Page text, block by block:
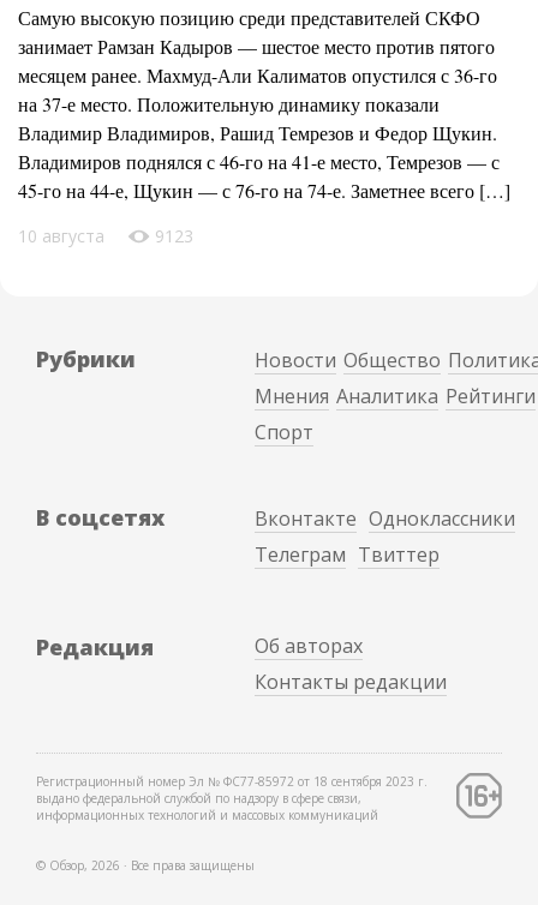
Самую высокую позицию среди представителей СКФО
занимает Рамзан Кадыров — шестое место против пятого
месяцем ранее. Махмуд-Али Калиматов опустился с 36-го
на 37-е место. Положительную динамику показали
Владимир Владимиров, Рашид Темрезов и Федор Щукин.
Владимиров поднялся с 46-го на 41-е место, Темрезов — с
45-го на 44-е, Щукин — с 76-го на 74-е. Заметнее всего […]
10 августа 9123
Рубрики Новости Общество
Мнения Аналитика Рейтинги
Спорт
В соцсетях Вконтакте Одноклассники
Телеграм Твиттер
Редакция
Об авторах
Контакты редакции
Регистрационный номер Эл № ФС77-85972 от 18 сентября 2023 г.
выдано федеральной службой по надзору в сфере связи,
информационных технологий и массовых коммуникаций
© Обзор, 2026 ∙ Все права защищены